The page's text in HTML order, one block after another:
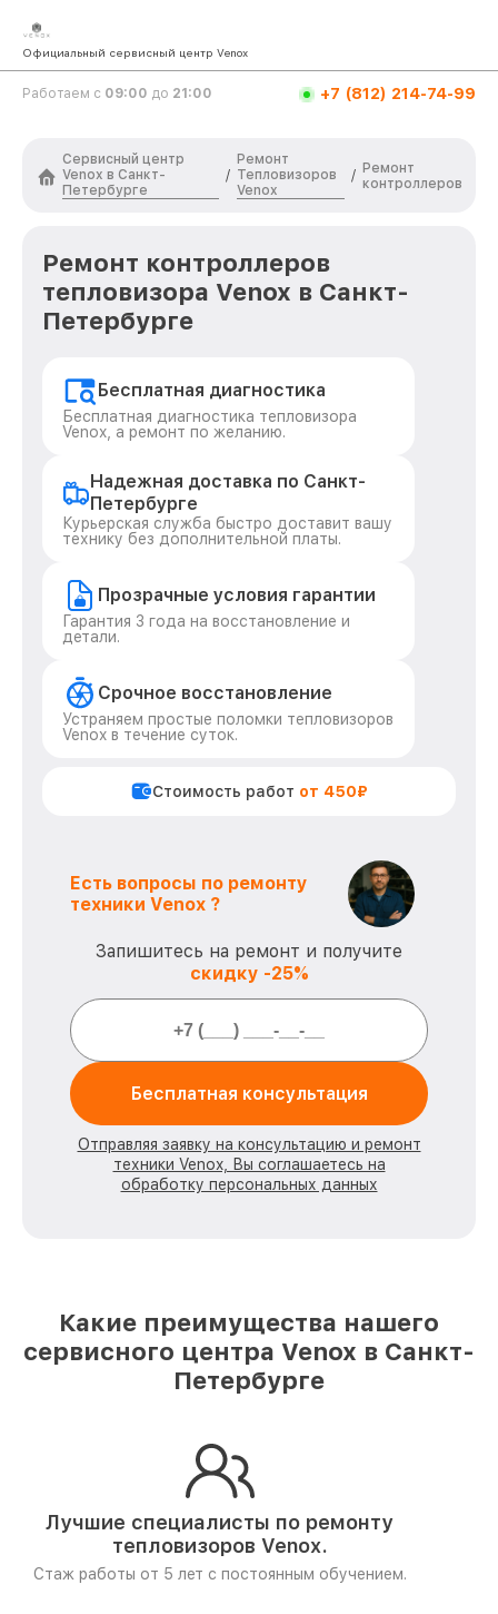
Официальный сервисный центр Venox
Работаем с 09:00 до 21:00 +7 (812) 214-74-99
Сервисный центр
Venox в Санкт-
Петербурге
/
Ремонт
Тепловизоров
Venox
/ Ремонт
контроллеров
Ремонт контроллеров
тепловизора Venox в Санкт-
Петербурге
Бесплатная диагностика
Бесплатная диагностика тепловизора
Venox, а ремонт по желанию.
Надежная доставка по Санкт-
Петербурге
Курьерская служба быстро доставит вашу
технику без дополнительной платы.
Прозрачные условия гарантии
Гарантия 3 года на восстановление и
детали.
Срочное восстановление
Устраняем простые поломки тепловизоров
Venox в течение суток.
Стоимость работ от 450₽
Есть вопросы по ремонту
техники Venox ?
Запишитесь на ремонт и получите
скидку -25%
Бесплатная консультация
Отправляя заявку на консультацию и ремонт
техники Venox, Вы соглашаетесь на
обработку персональных данных
Какие преимущества нашего
сервисного центра Venox в Санкт-
Петербурге
Лучшие специалисты по ремонту
тепловизоров Venox.
Стаж работы от 5 лет с постоянным обучением.